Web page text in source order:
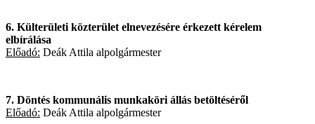
6. Külterületi közterület elnevezésére érkezett kérelem
elbírálása
Előadó: Deák Attila alpolgármester
7. Döntés kommunális munkaköri állás betöltéséről
Előadó: Deák Attila alpolgármester